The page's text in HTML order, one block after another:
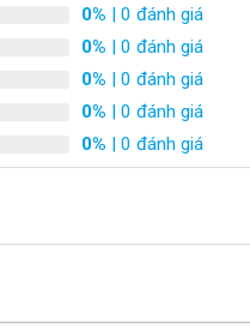
0% | 0 đánh giá
0% | 0 đánh giá
0% | 0 đánh giá
0% | 0 đánh giá
0% | 0 đánh giá